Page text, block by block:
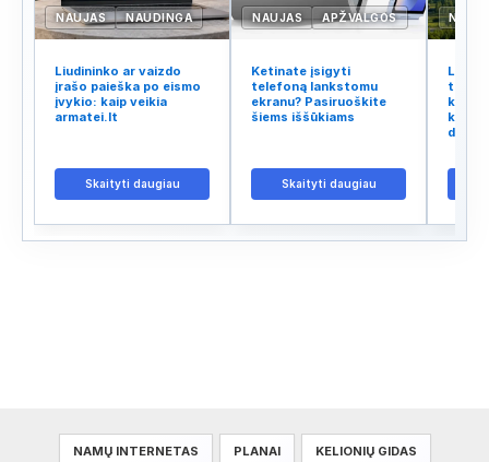
NAUJAS NAUDINGA
Liudininko ar vaizdo
įrašo paieška po eismo
įvykio: kaip veikia
armatei.lt
Skaityti daugiau
NAUJAS APŽVALGOS
Ketinate įsigyti
telefoną lankstomu
ekranu? Pasiruoškite
šiems iššūkiams
Skaityti daugiau
tinklo
kodėl
kalba
NAMŲ INTERNETAS PLANAI KELIONIŲ GIDAS